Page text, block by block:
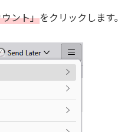
ント」をクリックします。